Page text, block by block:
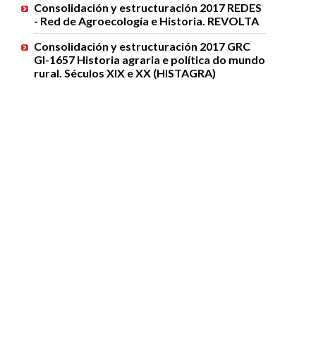
Consolidación y estructuración 2017 REDES
- Red de Agroecología e Historia. REVOLTA
Consolidación y estructuración 2017 GRC
GI-1657 Historia agraria e política do mundo
rural. Séculos XIX e XX (HISTAGRA)